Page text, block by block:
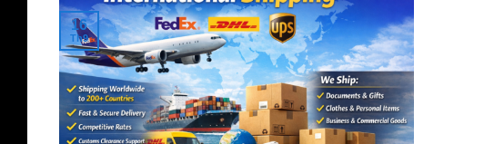
16
Th9